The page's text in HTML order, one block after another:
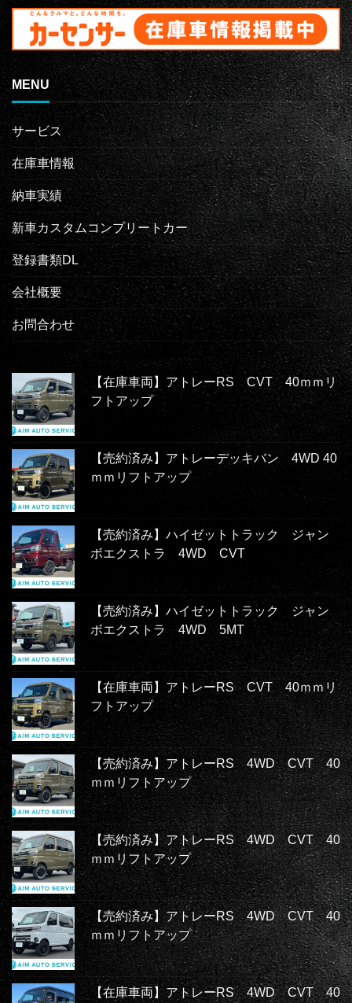
MENU
サービス
在庫車情報
納車実績
新車カスタムコンプリートカー
登録書類DL
会社概要
お問合わせ
【在庫車両】アトレーRS CVT 40ｍｍリ
フトアップ
【売約済み】アトレーデッキバン 4WD 40
ｍｍリフトアップ
【売約済み】ハイゼットトラック ジャン
ボエクストラ 4WD CVT
【売約済み】ハイゼットトラック ジャン
ボエクストラ 4WD 5MT
【在庫車両】アトレーRS CVT 40ｍｍリ
フトアップ
【売約済み】アトレーRS 4WD CVT 40
ｍｍリフトアップ
【売約済み】アトレーRS 4WD CVT 40
ｍｍリフトアップ
【売約済み】アトレーRS 4WD CVT 40
ｍｍリフトアップ
【在庫車両】アトレーRS 4WD CVT 40